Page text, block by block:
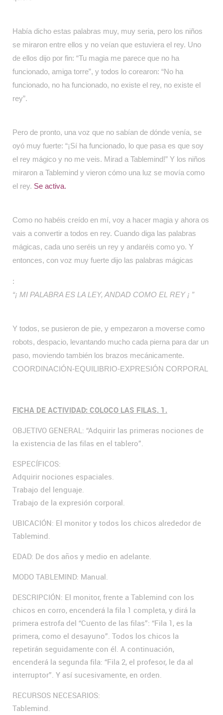
Había dicho estas palabras muy, muy seria, pero los niños
se miraron entre ellos y no veían que estuviera el rey. Uno
de ellos dijo por fin: “Tu magia me parece que no ha
funcionado, amiga torre”, y todos lo corearon: “No ha
funcionado, no ha funcionado, no existe el rey, no existe el
rey”.
Pero de pronto, una voz que no sabían de dónde venía, se
oyó muy fuerte: “¡Sí ha funcionado, lo que pasa es que soy
el rey mágico y no me veis. Mirad a Tablemind!” Y los niños
miraron a Tablemind y vieron cómo una luz se movía como
el rey. Se activa.
Como no habéis creído en mí, voy a hacer magia y ahora os
vais a convertir a todos en rey. Cuando diga las palabras
mágicas, cada uno seréis un rey y andaréis como yo. Y
entonces, con voz muy fuerte dijo las palabras mágicas
:
“¡ MI PALABRA ES LA LEY, ANDAD COMO EL REY ¡ ”
Y todos, se pusieron de pie, y empezaron a moverse como
robots, despacio, levantando mucho cada pierna para dar un
paso, moviendo también los brazos mecánicamente.
COORDINACIÓN-EQUILIBRIO-EXPRESIÓN CORPORAL
FICHA DE ACTIVIDAD: COLOCO LAS FILAS. 1.
OBJETIVO GENERAL: “Adquirir las primeras nociones de
la existencia de las filas en el tablero”.
ESPECÍFICOS:
Adquirir nociones espaciales.
Trabajo del lenguaje.
Trabajo de la expresión corporal.
UBICACIÓN: El monitor y todos los chicos alrededor de
Tablemind.
EDAD: De dos años y medio en adelante.
MODO TABLEMIND: Manual.
DESCRIPCIÓN: El monitor, frente a Tablemind con los
chicos en corro, encenderá la fila 1 completa, y dirá la
primera estrofa del “Cuento de las filas”: “Fila 1, es la
primera, como el desayuno”. Todos los chicos la
repetirán seguidamente con él. A continuación,
encenderá la segunda fila: “Fila 2, el profesor, le da al
interruptor”. Y así sucesivamente, en orden.
RECURSOS NECESARIOS:
Tablemind.